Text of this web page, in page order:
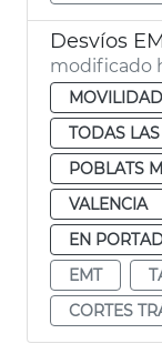
Desvíos
modificado
MOVILIDAD
TODAS
POBLATS
VALENCIA
EN
EMT
CORTES